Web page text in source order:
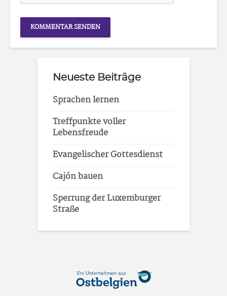
Neueste Beiträge
Sprachen lernen
Treffpunkte voller
Lebensfreude
Evangelischer Gottesdienst
Cajón bauen
Sperrung der Luxemburger
Straße